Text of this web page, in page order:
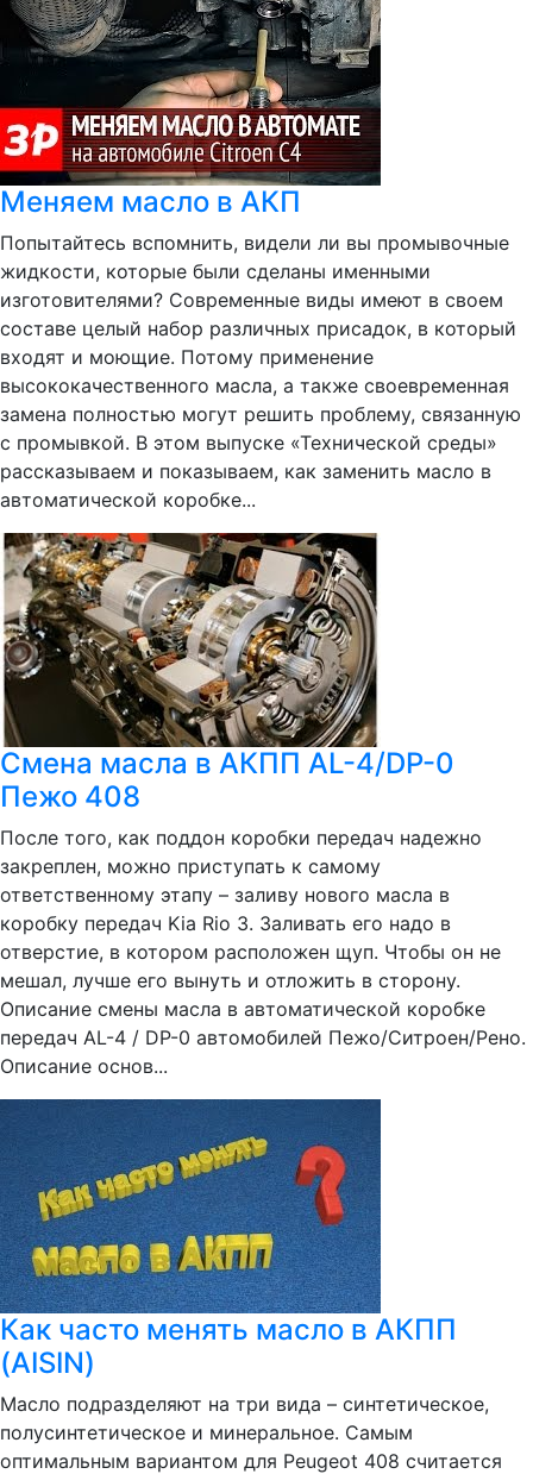
Меняем масло в АКП
Попытайтесь вспомнить, видели ли вы промывочные
жидкости, которые были сделаны именными
изготовителями? Современные виды имеют в своем
составе целый набор различных присадок, в который
входят и моющие. Потому применение
высококачественного масла, а также своевременная
замена полностью могут решить проблему, связанную
с промывкой. В этом выпуске «Технической среды»
рассказываем и показываем, как заменить масло в
автоматической коробке...
Смена масла в АКПП AL-4/DP-0
Пежо 408
После того, как поддон коробки передач надежно
закреплен, можно приступать к самому
ответственному этапу – заливу нового масла в
коробку передач Kia Rio 3. Заливать его надо в
отверстие, в котором расположен щуп. Чтобы он не
мешал, лучше его вынуть и отложить в сторону.
Описание смены масла в автоматической коробке
передач AL-4 / DP-0 автомобилей Пежо/Ситроен/Рено.
Описание основ...
Как часто менять масло в АКПП
(AISIN)
Масло подразделяют на три вида – синтетическое,
полусинтетическое и минеральное. Самым
оптимальным вариантом для Peugeot 408 считается